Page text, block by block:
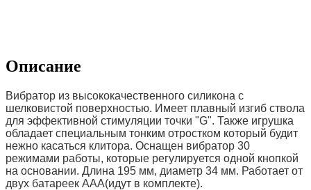
Описание
Вибратор из высококачественного силикона с
шелковистой поверхностью. Имеет плавный изгиб ствола
для эффективной стимуляции точки "G". Также игрушка
обладает специальным тонким отростком который будит
нежно касаться клитора. Оснащен вибратор 30
режимами работы, которые регулируется одной кнопкой
на основании. Длина 195 мм, диаметр 34 мм. Работает от
двух батареек ААА(идут в комплекте).